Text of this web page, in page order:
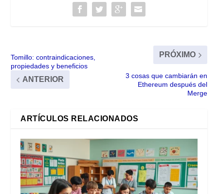
Tomillo: contraindicaciones,
propiedades y beneficios
ANTERIOR
PRÓXIMO
3 cosas que cambiarán en
Ethereum después del
Merge
ARTÍCULOS RELACIONADOS